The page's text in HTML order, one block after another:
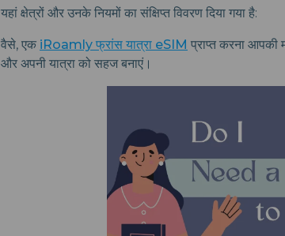
यहां क्षेत्रों और उनके नियमों का संक्षिप्त विवरण दिया गया है:
वैसे, एक iRoamly फ्रांस यात्रा eSIM प्राप्त करना
और अपनी यात्रा को सहज बनाएं।